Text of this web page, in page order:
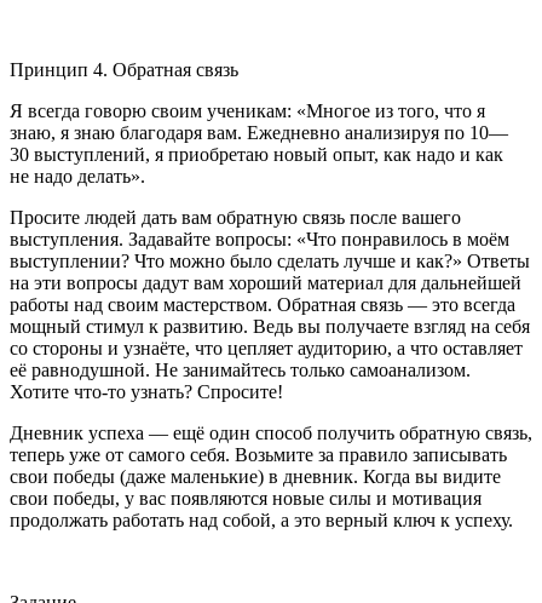
Принцип 4. Обратная связь
Я всегда говорю своим ученикам: «Многое из того, что я
знаю, я знаю благодаря вам. Ежедневно анализируя по 10—
30 выступлений, я приобретаю новый опыт, как надо и как
не надо делать».
Просите людей дать вам обратную связь после вашего
выступления. Задавайте вопросы: «Что понравилось в моём
выступлении? Что можно было сделать лучше и как?» Ответы
на эти вопросы дадут вам хороший материал для дальнейшей
работы над своим мастерством. Обратная связь — это всегда
мощный стимул к развитию. Ведь вы получаете взгляд на себя
со стороны и узнаёте, что цепляет аудиторию, а что оставляет
её равнодушной. Не занимайтесь только самоанализом.
Хотите что-то узнать? Спросите!
Дневник успеха — ещё один способ получить обратную связь,
теперь уже от самого себя. Возьмите за правило записывать
свои победы (даже маленькие) в дневник. Когда вы видите
свои победы, у вас появляются новые силы и мотивация
продолжать работать над собой, а это верный ключ к успеху.